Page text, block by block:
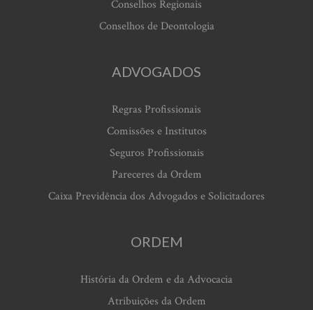
Conselhos Regionais
Conselhos de Deontologia
ADVOGADOS
Regras Profissionais
Comissões e Institutos
Seguros Profissionais
Pareceres da Ordem
Caixa Previdência dos Advogados e Solicitadores
ORDEM
História da Ordem e da Advocacia
Atribuições da Ordem